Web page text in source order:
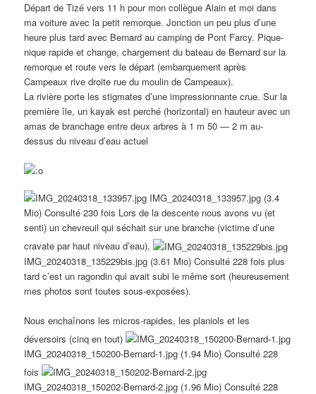
Départ de Tizé vers 11 h pour mon collègue Alain et moi dans
ma voiture avec la petit remorque. Jonction un peu plus d’une
heure plus tard avec Bernard au camping de Pont Farcy. Pique-
nique rapide et change, chargement du bateau de Bernard sur la
remorque et route vers le départ (embarquement après
Campeaux rive droite rue du moulin de Campeaux).
La rivière porte les stigmates d’une impressionnante crue. Sur la
première île, un kayak est perché (horizontal) en hauteur avec un
amas de branchage entre deux arbres à 1 m 50 — 2 m au-
dessus du niveau d’eau actuel
IMG_20240318_133957.jpg (3.4
Mio) Consulté 230 fois Lors de la descente nous avons vu (et
senti) un chevreuil qui séchait sur une branche (victime d’une
cravate par haut niveau d’eau),
IMG_20240318_135229bis.jpg (3.61 Mio) Consulté 228 fois plus
tard c’est un ragondin qui avait subi le même sort (heureusement
mes photos sont toutes sous-exposées).
Nous enchaînons les micros-rapides, les planiols et les
déversoirs (cinq en tout)
IMG_20240318_150200-Bernard-1.jpg (1.94 Mio) Consulté 228
fois
IMG_20240318_150202-Bernard-2.jpg (1.96 Mio) Consulté 228